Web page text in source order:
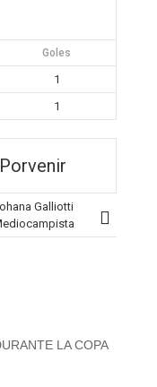
Goles
1
1
Galliotti
LA COPA